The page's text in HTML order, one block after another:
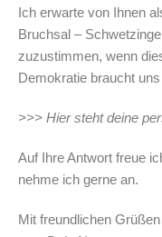
Ich erwarte von Ihnen
Bruchsal –
zuzustimmen, wenn
Demokratie braucht uns
>>> Hier steht deine
Auf Ihre Antwort freue
nehme ich gerne an.
Mit freundlichen Grüßen